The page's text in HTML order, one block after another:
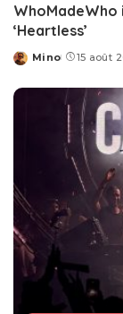
WhoMadeWho
‘Heartless’
Posted
Mino 15 août